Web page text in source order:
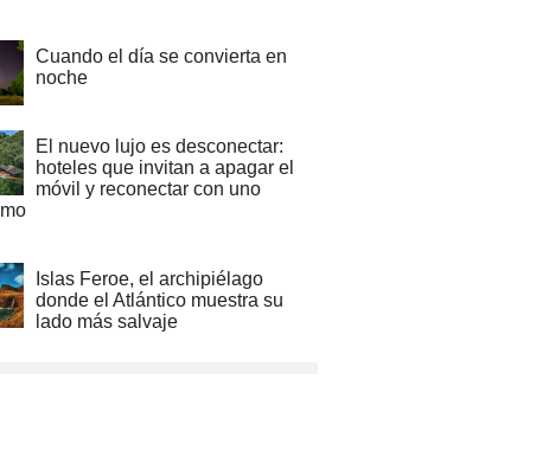
Cuando el día se convierta en
noche
El nuevo lujo es desconectar:
hoteles que invitan a apagar el
móvil y reconectar con uno
Islas Feroe, el archipiélago
donde el Atlántico muestra su
lado más salvaje